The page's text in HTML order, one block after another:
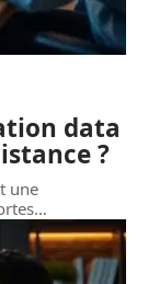
data
?
une
…